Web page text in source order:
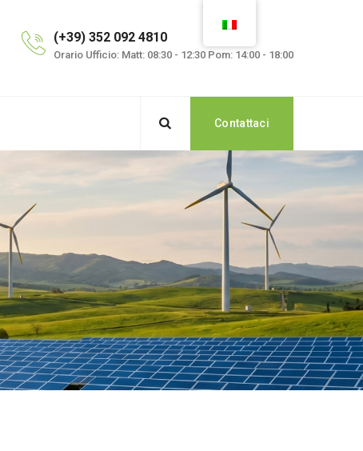
(+39) 352 092 4810
Orario Ufficio: Matt: 08:30 - 12:30 Pom: 14:00 - 18:00
Contattaci